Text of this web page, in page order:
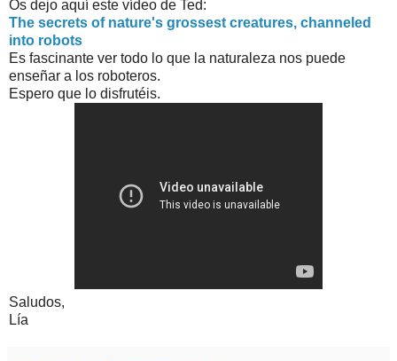
Os dejo aquí este vídeo de Ted:
The secrets of nature's grossest creatures, channeled
into robots
Es fascinante ver todo lo que la naturaleza nos puede
enseñar a los roboteros.
Espero que lo disfrutéis.
Saludos,
Lía